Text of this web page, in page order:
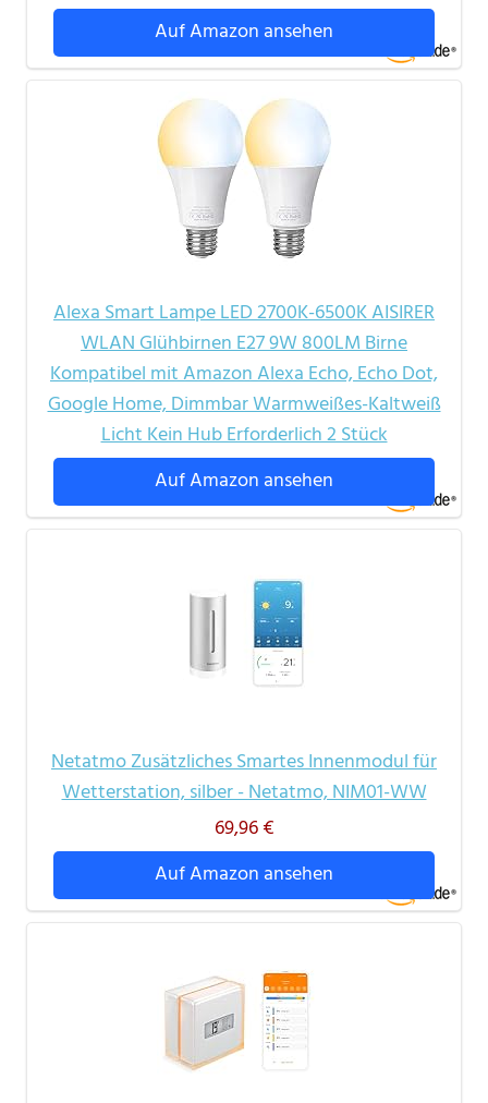
Auf Amazon ansehen
Alexa Smart Lampe LED 2700K-6500K AISIRER
WLAN Glühbirnen E27 9W 800LM Birne
Kompatibel mit Amazon Alexa Echo, Echo Dot,
Google Home, Dimmbar Warmweißes-Kaltweiß
Licht Kein Hub Erforderlich 2 Stück
Auf Amazon ansehen
Netatmo Zusätzliches Smartes Innenmodul für
Wetterstation, silber - Netatmo, NIM01-WW
69,96 €
Auf Amazon ansehen